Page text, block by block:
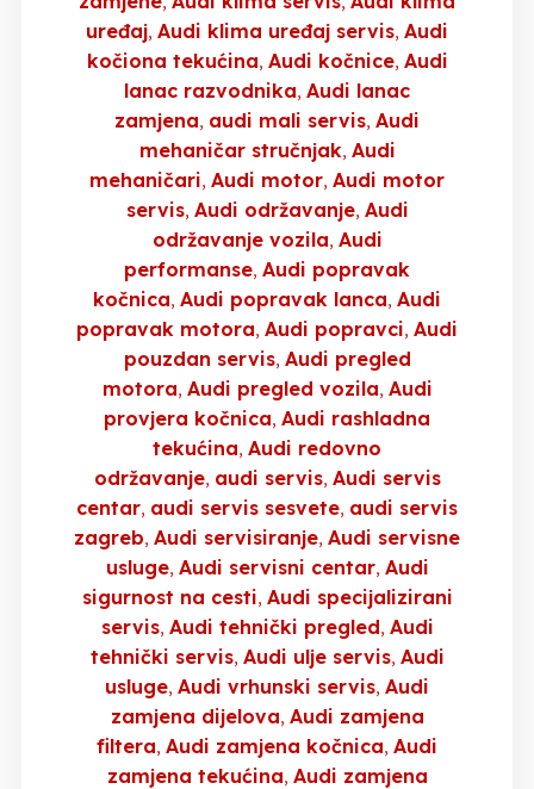
uređaj Audi klima uređaj servis Audi
kočiona tekućina Audi kočnice Audi
lanac razvodnika Audi lanac
zamjena audi mali servis Audi
mehaničar stručnjak Audi
mehaničari Audi motor Audi motor
servis Audi održavanje Audi
održavanje vozila Audi
performanse Audi popravak
kočnica Audi popravak lanca Audi
popravak motora Audi popravci Audi
pouzdan servis Audi pregled
motora Audi pregled vozila Audi
provjera kočnica Audi rashladna
tekućina Audi redovno
održavanje audi servis Audi servis
centar audi servis sesvete audi servis
zagreb Audi servisiranje Audi servisne
usluge Audi servisni centar Audi
sigurnost na cesti Audi specijalizirani
servis Audi tehnički pregled Audi
tehnički servis Audi ulje servis Audi
usluge Audi vrhunski servis Audi
zamjena dijelova Audi zamjena
filtera Audi zamjena kočnica Audi
zamjena tekućina Audi zamjena